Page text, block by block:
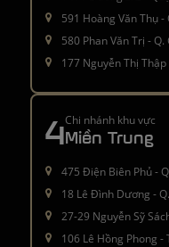
591 Hoàng Văn Thụ -
580 Phan Văn Trị - Q.
177 Nguyễn Thị Thập
4Chi nhánh khu vực
Miền Trung
475 Điện Biên Phủ -
18 Lê Đình Dương -
27-29 Nguyễn Sỹ
106 Lê Hồng Phong -